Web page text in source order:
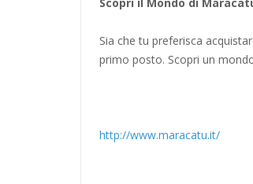
Sia che tu preferisca
primo posto. Scopri un
http://www.maracatu.it/